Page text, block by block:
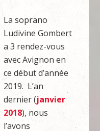
La soprano
Ludivine Gombert
a 3 rendez-vous
avec Avignon en
ce début d’année
2019. L’an
dernier (janvier
2018), nous
l’avons